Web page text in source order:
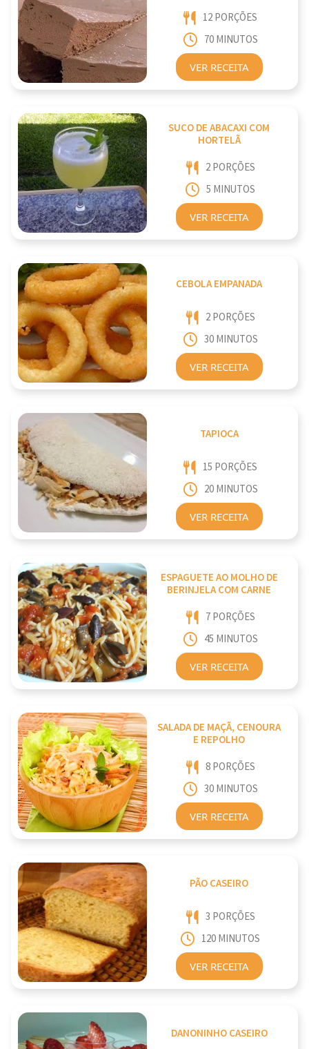
12 PORÇÕES
70 MINUTOS
VER RECEITA
SUCO DE ABACAXI COM
HORTELÃ
2 PORÇÕES
5 MINUTOS
VER RECEITA
CEBOLA EMPANADA
2 PORÇÕES
30 MINUTOS
VER RECEITA
TAPIOCA
15 PORÇÕES
20 MINUTOS
VER RECEITA
ESPAGUETE AO MOLHO DE
BERINJELA COM CARNE
7 PORÇÕES
45 MINUTOS
VER RECEITA
SALADA DE MAÇÃ, CENOURA
E REPOLHO
8 PORÇÕES
30 MINUTOS
VER RECEITA
PÃO CASEIRO
3 PORÇÕES
120 MINUTOS
VER RECEITA
DANONINHO CASEIRO